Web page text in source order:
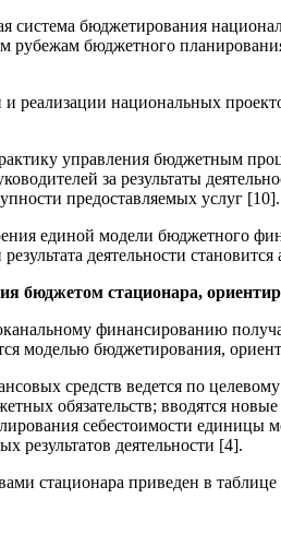
система бюджетирования
рубежам бюджетного
реализации национальных
управления бюджетным
за результаты
предоставляемых услуг [10].
единой модели бюджетного
деятельности
бюджетом стационара,
финансированию
моделью бюджетирования,
средств ведется по
обязательств; вводятся
себестоимости единицы
результатов деятельности [4].
стационара приведен в таблице